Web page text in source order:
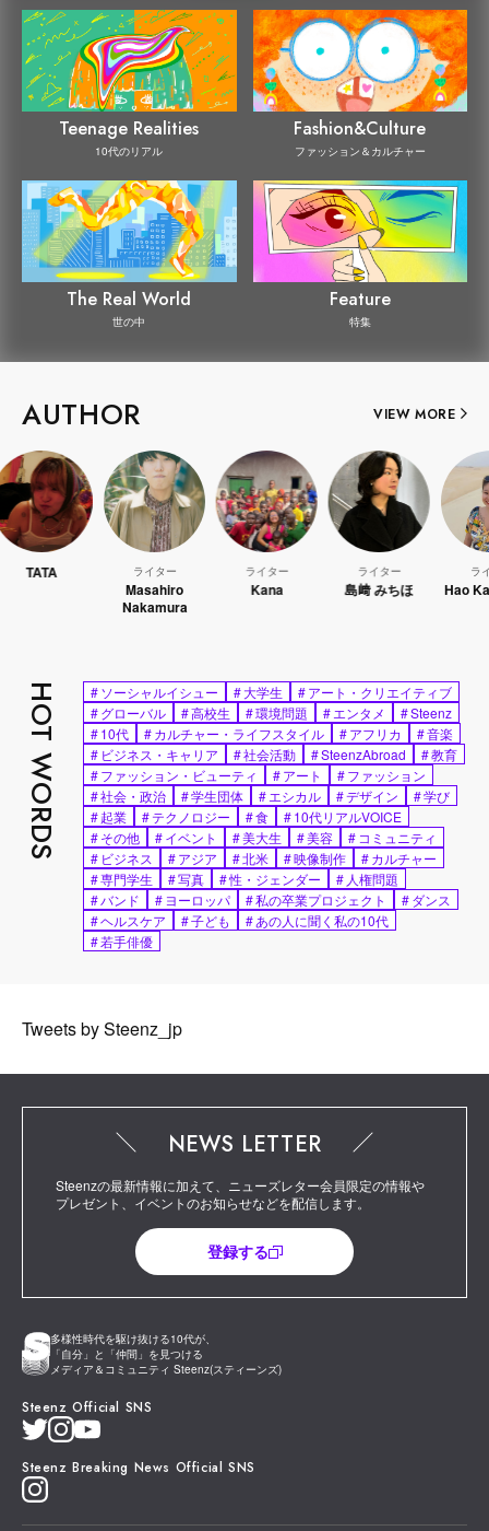
Teenage Realities
10代のリアル
Fashion&Culture
ファッション＆カルチャー
The Real World
世の中
Feature
特集
AUTHOR VIEW MORE
Nakamura
島﨑 みちほ Hao Kanayama
HOT WORDS #ソーシャルイシュー #大学生 #アート・クリエイティブ
#グローバル #高校生 #環境問題 #エンタメ #Steenz
#10代 #カルチャー・ライフスタイル #アフリカ #音楽
# ビジネス・キャリア #社会活動 #SteenzAbroad #教育
#ファッション・ビューティ #アート #ファッション
#社会・政治 #学生団体 #エシカル #デザイン #学び
#起業 #テクノロジー #食 #10代リアルVOICE
#その他 #イベント #美大生 #美容 # コミュニティ
# ビジネス #アジア #北米 #映像制作 #カルチャー
#専門学生 #写真 #性・ジェンダー # 人権問題
#バンド #ヨーロッパ #私の卒業プロジェクト #ダンス
#ヘルスケア #子ども #あの人に聞く私の10代
#若手俳優
Tweets by Steenz_jp
多様性時代を駆け抜ける10代が、
「自分」と「仲間」を見つける
メディア＆コミュニティ Steenz(スティーンズ)
Steenz Official SNS
Steenz Breaking News Official SNS
NEWS LETTER
Steenzの最新情報に加えて、ニューズレター会員限定の情報や
プレゼント、イベントのお知らせなどを配信します。
登録する